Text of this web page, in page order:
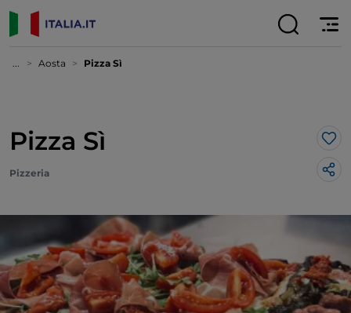
... Aosta Pizza Sì
Pizza Sì
Pizzeria